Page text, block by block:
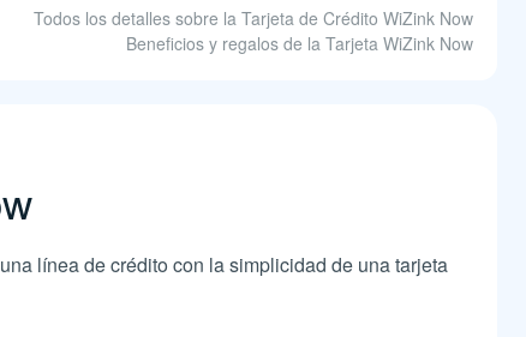
Todos los detalles sobre la Tarjeta de Crédito WiZink Now
Beneficios y regalos de la Tarjeta WiZink Now
línea de crédito con la simplicidad de una tarjeta